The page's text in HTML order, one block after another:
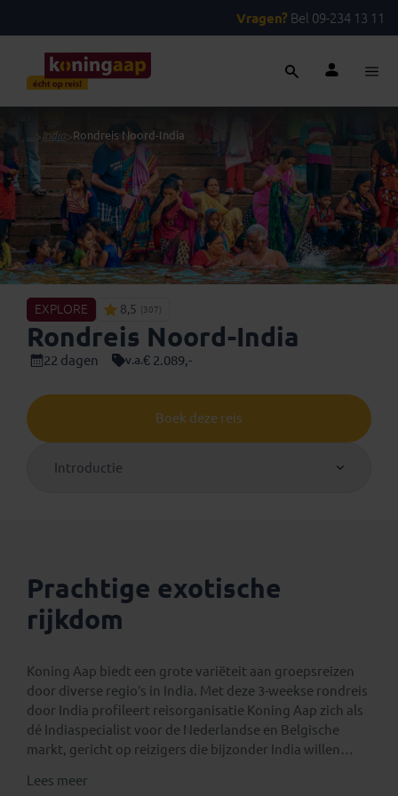
Vragen? Bel 09-234 13 11
>India >Rondreis Noord-India
EXPLORE 8,5 (307)
Rondreis Noord-India
22 dagen v.a.€ 2.089,-
Boek deze reis
Introductie
Prachtige exotische
rijkdom
Koning Aap biedt een grote variëteit aan groepsreizen
door diverse regio’s in India. Met deze 3-weekse rondreis
door India profileert reisorganisatie Koning Aap zich als
dé Indiaspecialist voor de Nederlandse en Belgische
markt, gericht op reizigers die bijzonder India willen
aanbieder.
Lees meer